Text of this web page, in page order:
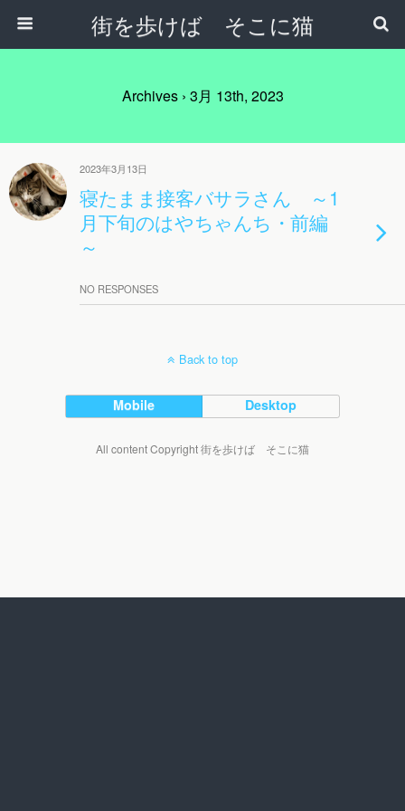
街を歩けば そこに猫
Archives › 3月 13th, 2023
2023年3月13日
寝たまま接客バサラさん ～1
月下旬のはやちゃんち・前編
～
NO RESPONSES
Back to top
Mobile Desktop
All content Copyright 街を歩けば そこに猫